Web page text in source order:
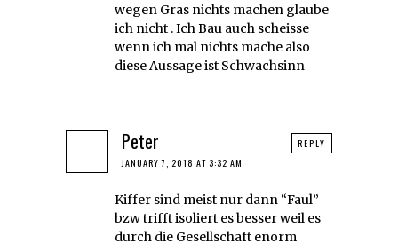
wegen Gras nichts machen glaube
ich nicht . Ich Bau auch scheisse
wenn ich mal nichts mache also
diese Aussage ist Schwachsinn
Peter
JANUARY 7, 2018 AT 3:32 AM
Kiffer sind meist nur dann “Faul”
bzw trifft isoliert es besser weil es
durch die Gesellschaft enorm
REPLY